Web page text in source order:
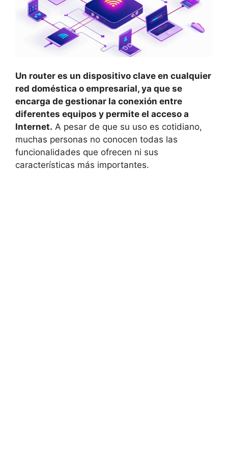
Un router es un dispositivo clave en cualquier
red doméstica o empresarial, ya que se
encarga de gestionar la conexión entre
diferentes equipos y permite el acceso a
Internet. A pesar de que su uso es cotidiano,
muchas personas no conocen todas las
funcionalidades que ofrecen ni sus
características más importantes.